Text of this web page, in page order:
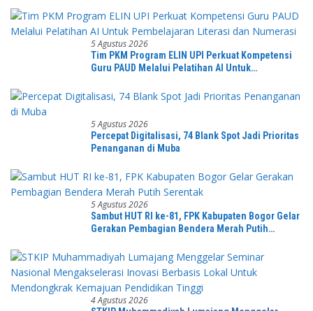
5 Agustus 2026
Tim PKM Program ELIN UPI Perkuat Kompetensi
Guru PAUD Melalui Pelatihan AI Untuk
5 Agustus 2026
Percepat Digitalisasi, 74 Blank Spot Jadi Prioritas
Penanganan di Muba
5 Agustus 2026
Sambut HUT RI ke-81, FPK Kabupaten Bogor Gelar
Gerakan Pembagian Bendera Merah Putih
4 Agustus 2026